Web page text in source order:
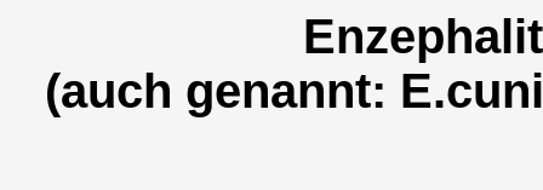
(auch genannt: